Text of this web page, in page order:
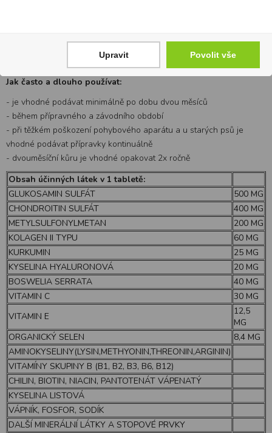
Jak často a dlouho používat:
- je vhodné podávat minimálně po dobu dvou měsíců
- během přípravného a závodního období
- při těžkém poškození pohybového aparátu a u starých psů je
vhodné podávat přípravky kontinuálně
- dvouměsíční kůru je vhodné opakovat 2x ročně
Obsah účinných látek v 1 tabletě:
GLUKOSAMIN SULFÁT
500 MG
CHONDROITIN SULFÁT
400 MG
METYLSULFONYLMETAN
200 MG
KOLAGEN II TYPU
60 MG
KURKUMIN
25 MG
KYSELINA HYALURONOVÁ
20 MG
BOSWELIA SERRATA
40 MG
VITAMIN C
30 MG
VITAMIN E
12,5
MG
ORGANICKÝ SELEN
8,4 MG
AMINOKYSELINY(LYSIN,METHYONIN,THREONIN,ARGININ)
VITAMÍNY SKUPINY B (B1, B2, B3, B6, B12)
CHILIN, BIOTIN, NIACIN, PANTOTENÁT VÁPENATÝ
KYSELINA LISTOVÁ
VÁPNÍK, FOSFOR, SODÍK
DALŠÍ MINERÁLNÍ LÁTKY A STOPOVÉ PRVKY
Upravit Povolit vše